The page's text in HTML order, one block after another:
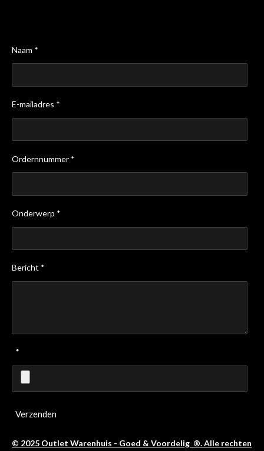
Naam *
E-mailadres *
Ordernnummer *
Onderwerp *
Bericht *
*
Verzenden
© 2025 Outlet Warenhuis - Goed & Voordelig ®. Alle rechten